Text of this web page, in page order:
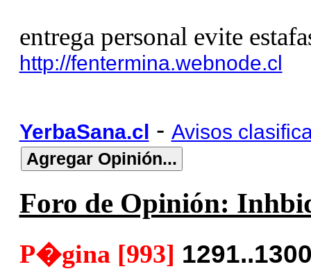
entrega personal evite
http://fentermina.webnode.cl
YerbaSana.cl - Avisos
Foro de Opinión:
P�gina [993]